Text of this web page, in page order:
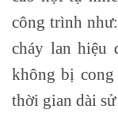
công trình
cháy lan hiệu
không bị cong
thời gian dài